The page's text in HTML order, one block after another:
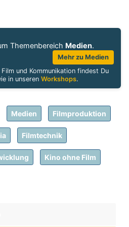
Themenbereich Medien.
Mehr zu Medien
und Kommunikation findest Du
in unserenWorkshops.
Medien Filmproduktion
Filmtechnik
Kino ohne Film